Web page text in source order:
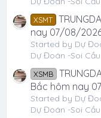
XSMT
nay 07/08/
Started by Dự
Dự Đoán -Soi Cầu
XSMB
Bắc hôm nay
Started by Dự
Dự Đoán -Soi Cầu